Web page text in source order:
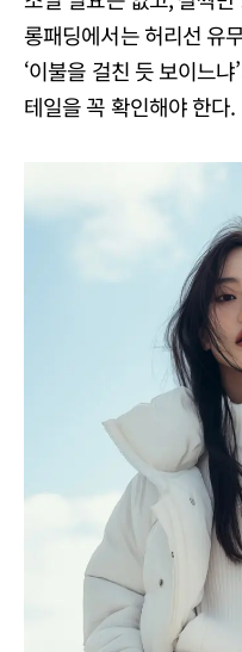
롱패딩에서는 허리선 유
‘이불을 걸친 듯 보이느
테일을 꼭 확인해야 한다.